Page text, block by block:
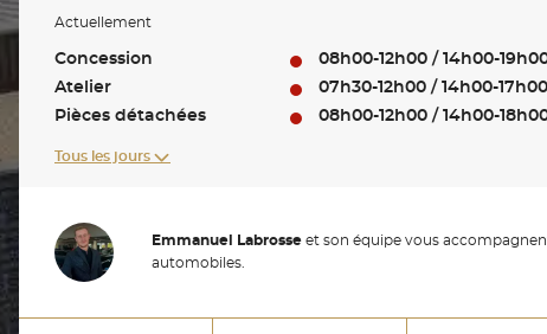
Actuellement
Concession
08h00-12h00 / 14h00-
Atelier
07h30-12h00 / 14h00-17h00
Pièces détachées
08h00-12h00 / 14h00-
Tous les jours
Emmanuel Labrosse et son équipe vous
automobiles.